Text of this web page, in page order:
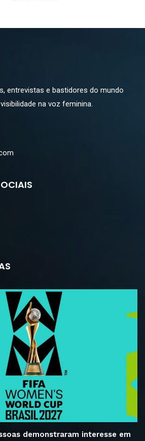
entrevistas e bastidores do mundo
na voz feminina.
demonstraram interesse em